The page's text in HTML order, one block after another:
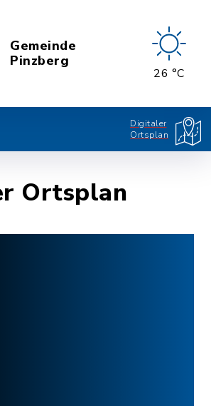
Gemeinde
Pinzberg
26 °C
Digitaler
Ortsplan
Ortsplan